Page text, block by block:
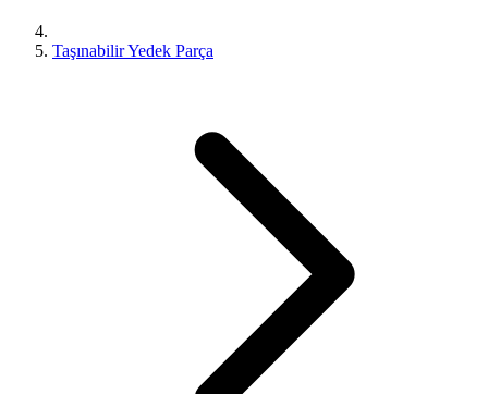
Taşınabilir Yedek Parça